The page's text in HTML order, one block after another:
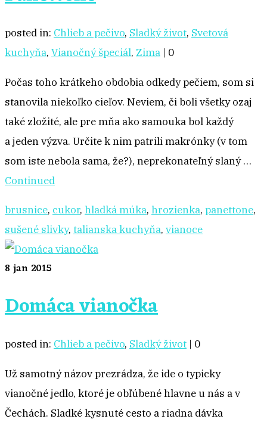
posted in: Chlieb a pečivo, Sladký život, Svetová
kuchyňa, Vianočný špeciál, Zima | 0
Počas toho krátkeho obdobia odkedy pečiem, som si
stanovila niekoľko cieľov. Neviem, či boli všetky ozaj
také zložité, ale pre mňa ako samouka bol každý
a jeden výzva. Určite k nim patrili makrónky (v tom
som iste nebola sama, že?), neprekonateľný slaný …
Continued
brusnice, cukor, hladká múka, hrozienka, panettone,
sušené slivky, talianska kuchyňa, vianoce
8 jan 2015
Domáca vianočka
posted in: Chlieb a pečivo, Sladký život | 0
Už samotný názov prezrádza, že ide o typicky
vianočné jedlo, ktoré je obľúbené hlavne u nás a v
Čechách. Sladké kysnuté cesto a riadna dávka